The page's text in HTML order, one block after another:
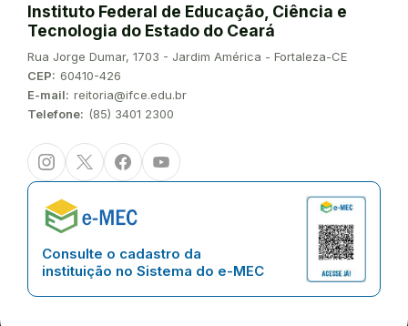
Instituto Federal de Educação, Ciência e
Tecnologia do Estado do Ceará
Endereço:
Rua Jorge Dumar, 1703 - Jardim América - Fortaleza-CE
CEP: 60410-426
E-mail: reitoria@ifce.edu.br
Telefone: (85) 3401 2300
InstagramTwitter/XFacebookYoutube
Consulte o cadastro da
instituição no Sistema do e-MEC